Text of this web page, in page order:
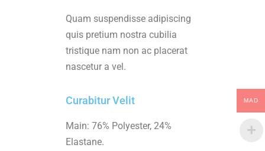
Quam suspendisse adipiscing
quis pretium nostra cubilia
tristique nam non ac placerat
nascetur a vel.
Curabitur Velit
Main: 76% Polyester, 24%
Elastane.
MAD